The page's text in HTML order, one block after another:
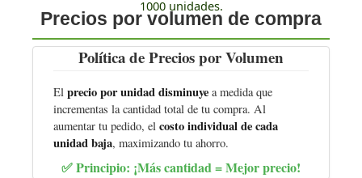
1000 unidades.
Precios por volumen de compra
Política de Precios por Volumen
El precio por unidad disminuye a medida que
incrementas la cantidad total de tu compra. Al
aumentar tu pedido, el costo individual de cada
unidad baja, maximizando tu ahorro.
✅ Principio: ¡Más cantidad = Mejor precio!